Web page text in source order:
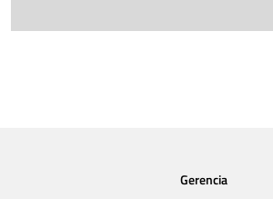
Gerencia